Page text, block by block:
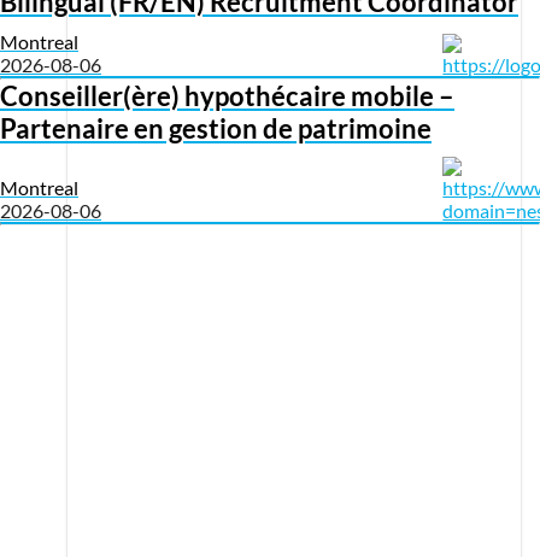
Montreal
2026-08-06
Conseiller(ère) hypothécaire mobile –
Partenaire en gestion de patrimoine
Montreal
2026-08-06